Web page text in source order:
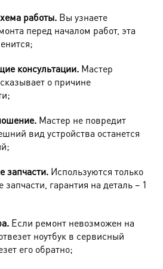
работы.Вы узнаете
перед началом работ, эта
консультации.Мастер
о причине
Мастер не повредит
вид устройства останется
запчасти.Используются только
гарантия на деталь – 1
Если ремонт невозможен на
ноутбук в сервисный
его обратно;